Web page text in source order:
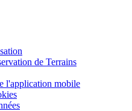
de Terrains
l'application mobile